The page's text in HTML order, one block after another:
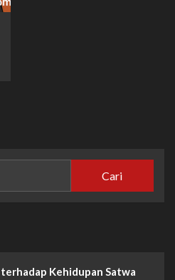
Cari
Kehidupan Satwa